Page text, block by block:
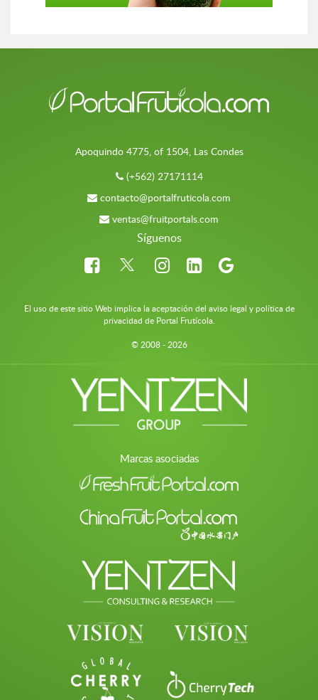
Apoquindo 4775, of 1504, Las Condes
(+562) 27171114
contacto@portalfruticola.com
ventas@fruitportals.com
Síguenos
El uso de este sitio Web implica la aceptación del aviso legal y política de
privacidad de Portal Frutícola.
© 2008 - 2026
Marcas asociadas